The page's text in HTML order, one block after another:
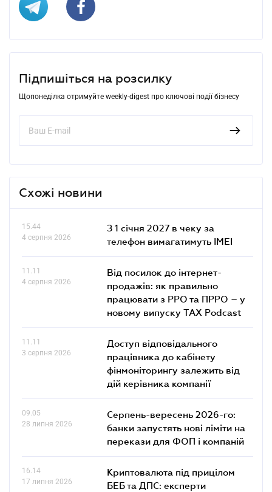
Підпишіться на розсилку
Щопонеділка отримуйте weekly-digest про ключові події бізнесу
Схожі новини
15.44
4 серпня 2026
З 1 січня 2027 в чеку за
телефон вимагатимуть IMEI
11.11
4 серпня 2026
Від посилок до інтернет-
продажів: як правильно
працювати з РРО та ПРРО – у
новому випуску TAX Podcast
11.11
3 серпня 2026
Доступ відповідального
працівника до кабінету
фінмоніторингу залежить від
дій керівника компанії
09.05
28 липня 2026
Серпень-вересень 2026-го:
банки запустять нові ліміти на
перекази для ФОП і компаній
16.14
17 липня 2026
Криптовалюта під прицілом
БЕБ та ДПС: експерти